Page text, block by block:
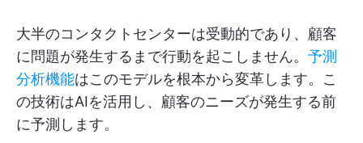
大半のコンタクトセンターは受動的であり、顧客
に問題が発生するまで行動を起こしません。 予測
分析機能はこのモデルを根本から変革します。こ
の技術はAIを活用し、顧客のニーズが発生する前
に予測します。